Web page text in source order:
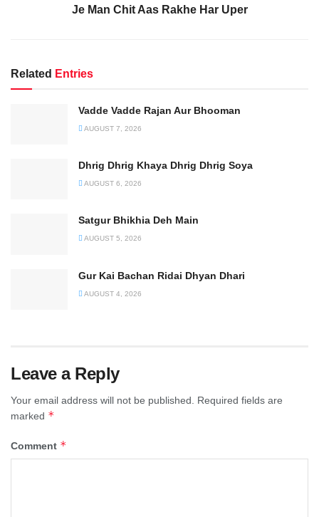
Je Man Chit Aas Rakhe Har Uper
Related Entries
Vadde Vadde Rajan Aur Bhooman
AUGUST 7, 2026
Dhrig Dhrig Khaya Dhrig Dhrig Soya
AUGUST 6, 2026
Satgur Bhikhia Deh Main
AUGUST 5, 2026
Gur Kai Bachan Ridai Dhyan Dhari
AUGUST 4, 2026
Leave a Reply
Your email address will not be published.
Required fields are
marked *
Comment *